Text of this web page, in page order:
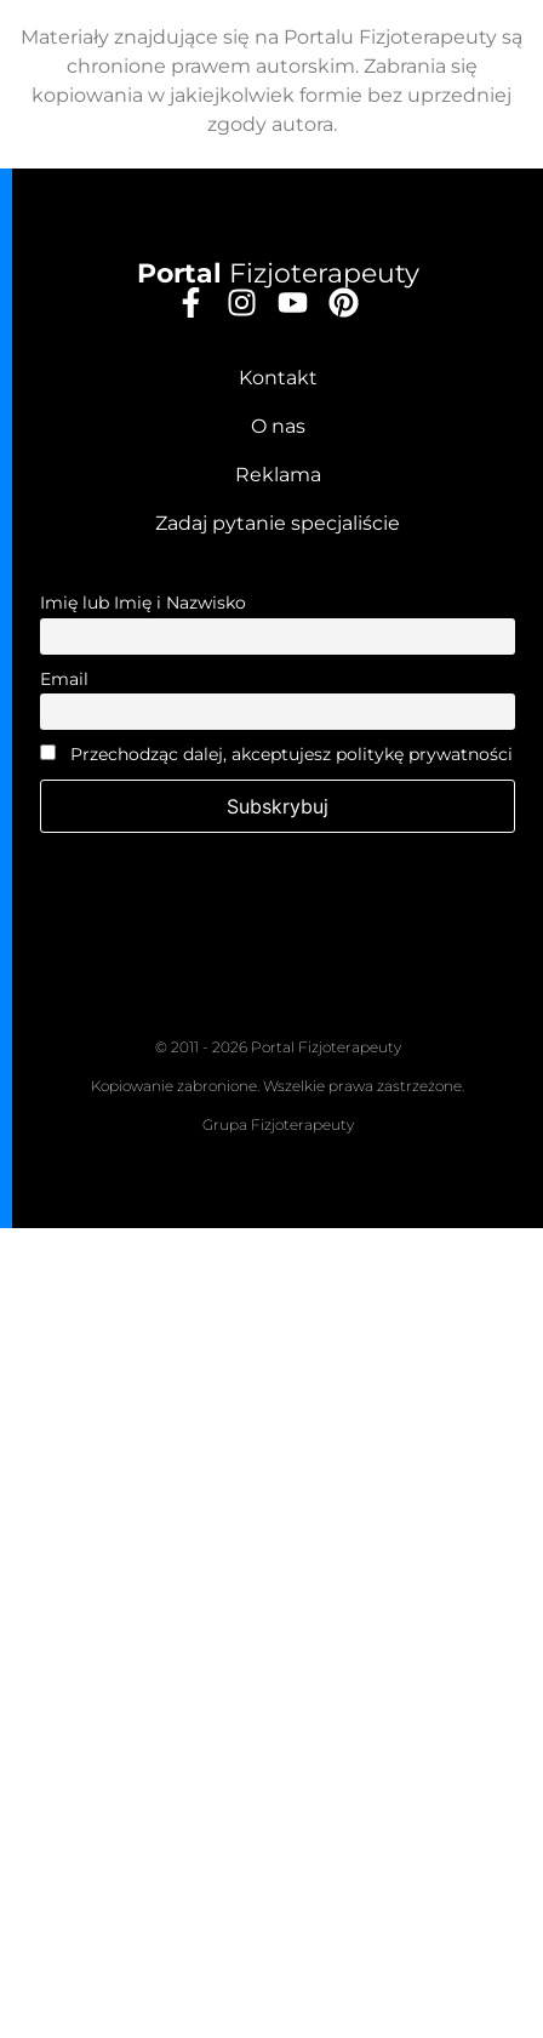
Materiały znajdujące się na Portalu Fizjoterapeuty są
chronione prawem autorskim. Zabrania się
kopiowania w jakiejkolwiek formie bez uprzedniej
zgody autora.
Portal Fizjoterapeuty
Kontakt
O nas
Reklama
Zadaj pytanie specjaliście
Imię lub Imię i Nazwisko
Email
Przechodząc dalej, akceptujesz politykę prywatności
© 2011 - 2026 Portal Fizjoterapeuty
Kopiowanie zabronione. Wszelkie prawa zastrzeżone.
Grupa Fizjoterapeuty